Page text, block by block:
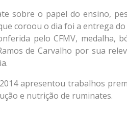
sobre o papel do ensino,
coroou o dia foi a entrega
pelo CFMV, medalha,
de Carvalho por sua
apresentou trabalhos
e nutrição de ruminates.